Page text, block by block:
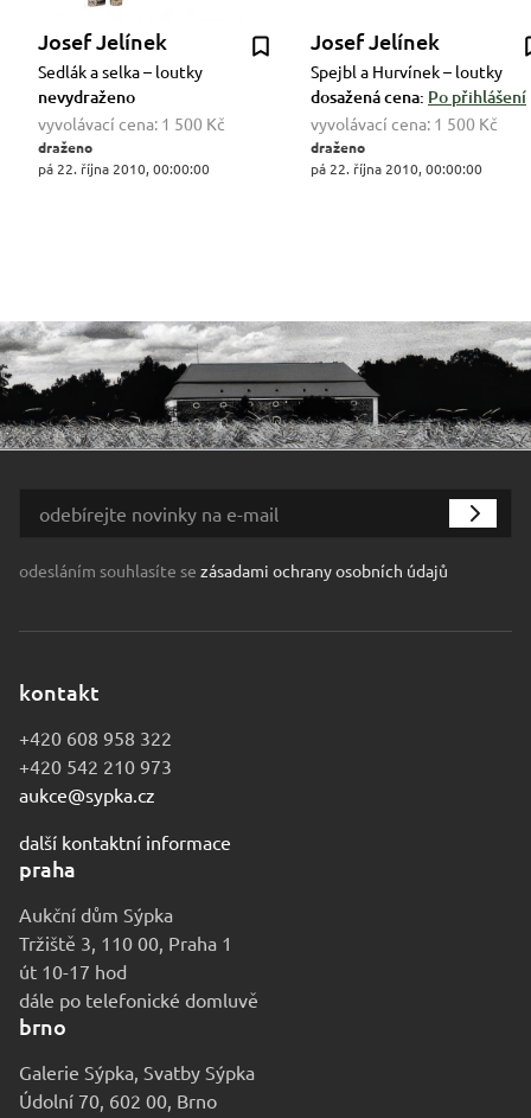
Josef Jelínek
Sedlák a selka – loutky
nevydraženo
vyvolávací cena: 1 500 Kč
draženo
pá 22. října 2010, 00:00:00
Josef Jelínek
Spejbl a Hurvínek – loutky
dosažená cena: Po přihlášení
vyvolávací cena: 1 500 Kč
draženo
pá 22. října 2010, 00:00:00
odesláním souhlasíte se zásadami ochrany osobních údajů
kontakt
+420 608 958 322
+420 542 210 973
aukce@sypka.cz
další kontaktní informace
praha
Aukční dům Sýpka
Tržiště 3, 110 00, Praha 1
út 10-17 hod
dále po telefonické domluvě
brno
Galerie Sýpka, Svatby Sýpka
Údolní 70, 602 00, Brno